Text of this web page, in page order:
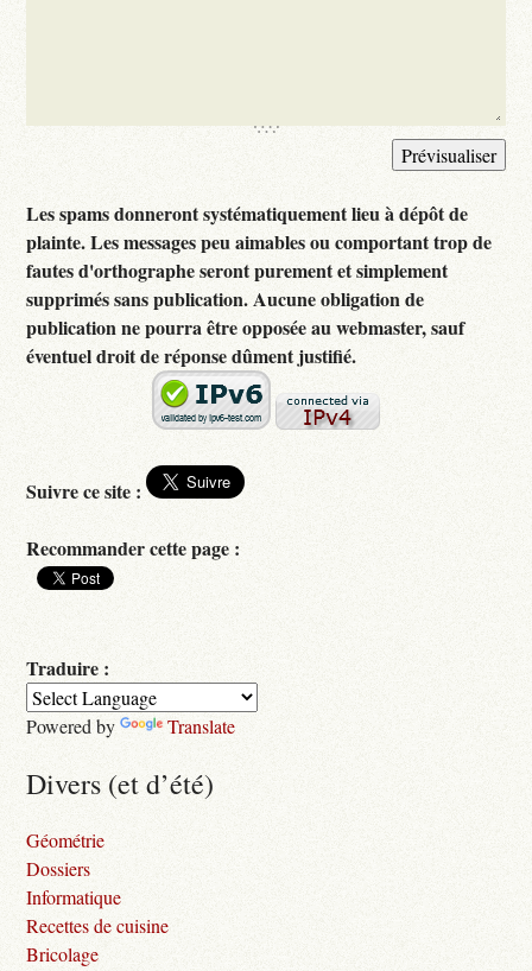
Les spams donneront systématiquement lieu à dépôt de
plainte. Les messages peu aimables ou comportant trop de
fautes d'orthographe seront purement et simplement
supprimés sans publication. Aucune obligation de
publication ne pourra être opposée au webmaster, sauf
éventuel droit de réponse dûment justifié.
Suivre ce site :
Recommander cette page :
Traduire :
Powered by Translate
Divers (et d’été)
Géométrie
Dossiers
Informatique
Recettes de cuisine
Bricolage